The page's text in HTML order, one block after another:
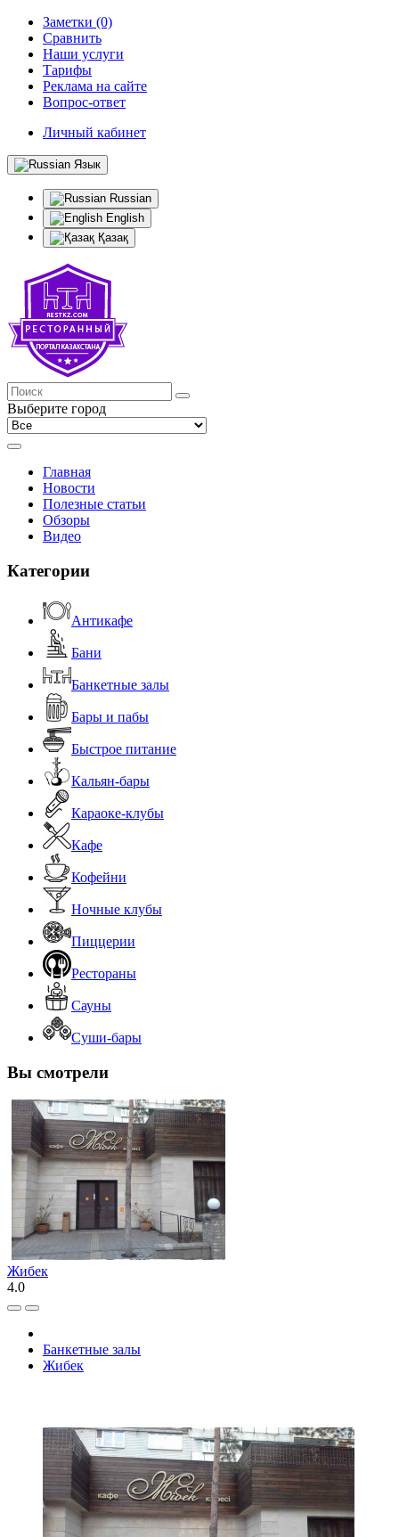
Заметки (0)
Сравнить
Наши услуги
Тарифы
Реклама на сайте
Вопрос-ответ
Личный кабинет
Язык
Russian
English
Қазақ
Выберите город
Главная
Новости
Полезные статьи
Обзоры
Видео
Категории
Антикафе
Бани
Банкетные залы
Бары и пабы
Быстрое питание
Кальян-бары
Караоке-клубы
Кафе
Кофейни
Ночные клубы
Пиццерии
Рестораны
Сауны
Суши-бары
Вы смотрели
Жибек
4.0
Банкетные залы
Жибек